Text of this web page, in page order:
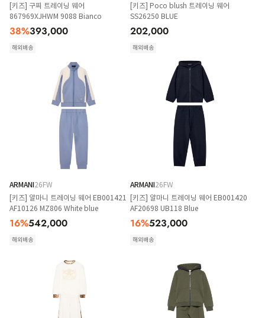
[키즈] 구찌 트레이닝 웨어
867969XJHWM 9088 Bianco
38%393,000
해외배송
[키즈] Poco blush 트레이닝 웨어
SS26250 BLUE
202,000
해외배송
ARMANI26FW
[키즈] 알마니 트레이닝 웨어 EB001421
AF10126 MZ806 White blue
16%542,000
해외배송
ARMANI26FW
[키즈] 알마니 트레이닝 웨어 EB001420
AF20698 UB118 Blue
16%523,000
해외배송